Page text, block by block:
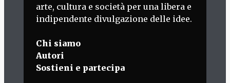
arte, cultura e società per una libera e
indipendente divulgazione delle idee.
Chi siamo
Autori
Sostieni e partecipa